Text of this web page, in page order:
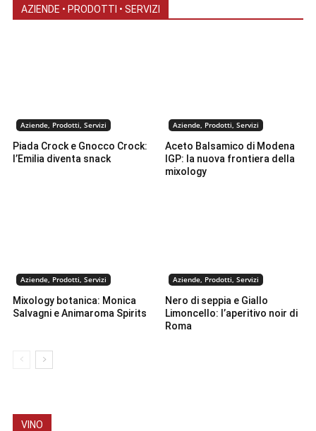
AZIENDE • PRODOTTI • SERVIZI
Aziende, Prodotti, Servizi
Piada Crock e Gnocco Crock:
l’Emilia diventa snack
Aziende, Prodotti, Servizi
Aceto Balsamico di Modena
IGP: la nuova frontiera della
mixology
Aziende, Prodotti, Servizi
Mixology botanica: Monica
Salvagni e Animaroma Spirits
Aziende, Prodotti, Servizi
Nero di seppia e Giallo
Limoncello: l’aperitivo noir di
Roma
VINO